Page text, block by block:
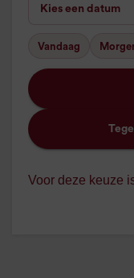
Vandaag
Voor deze keuze